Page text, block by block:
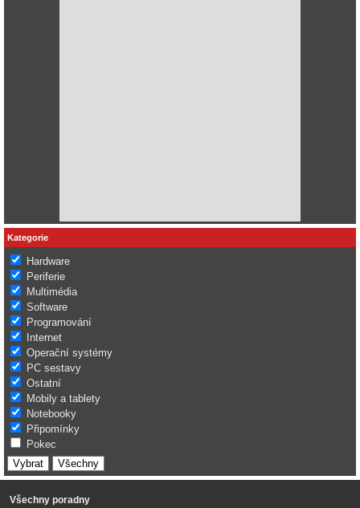
Kategorie
Hardware
Periferie
Multimédia
Software
Programování
Internet
Operační systémy
PC sestavy
Ostatní
Mobily a tablety
Notebooky
Připomínky
Pokec
Všechny poradny